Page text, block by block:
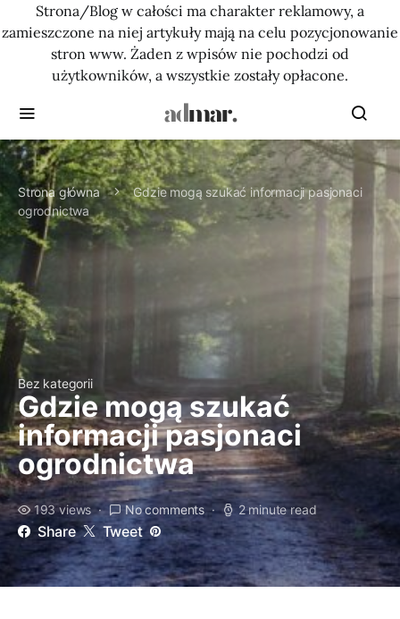
Strona/Blog w całości ma charakter reklamowy, a
zamieszczone na niej artykuły mają na celu pozycjonowanie
stron www. Żaden z wpisów nie pochodzi od
użytkowników, a wszystkie zostały opłacone.
Strona główna
Gdzie mogą szukać informacji pasjonaci
ogrodnictwa
Bez kategorii
Gdzie mogą szukać
informacji pasjonaci
ogrodnictwa
193 views No comments 2 minute read
Share Tweet